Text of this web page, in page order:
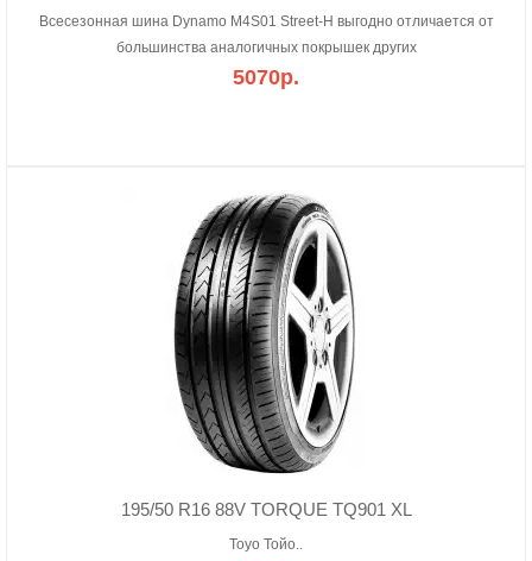
Всесезонная шина Dynamo M4S01 Street-H выгодно отличается от
большинства аналогичных покрышек других
5070р.
195/50 R16 88V TORQUE TQ901 XL
Toyo Тойо..